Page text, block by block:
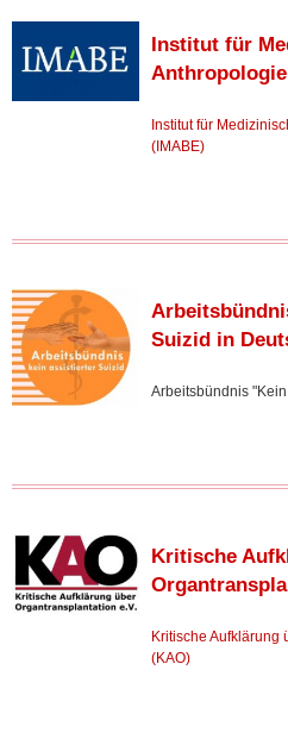
Institut für
Institut für
(IMABE)
Suizid in
Arbeitsbündnis
Kritische
Kritische Aufklärung
(KAO)